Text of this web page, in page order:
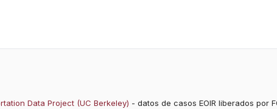
Data Project (UC Berkeley) - datos de casos EOIR liberados por